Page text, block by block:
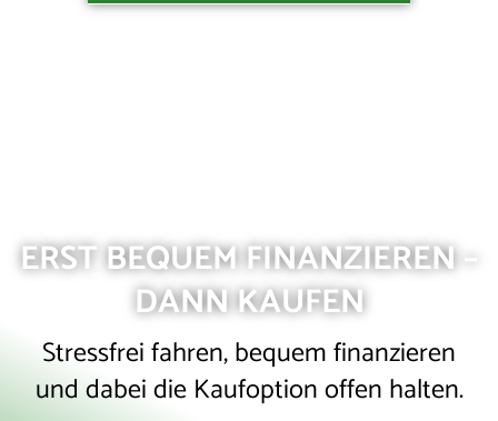
ERST BEQUEM FINANZIEREN –
DANN KAUFEN
Stressfrei fahren, bequem finanzieren
und dabei die Kaufoption offen halten.